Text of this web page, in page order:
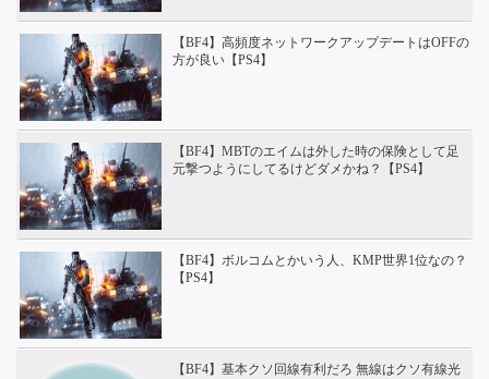
【BF4】高頻度ネットワークアップデートはOFFの
方が良い【PS4】
【BF4】MBTのエイムは外した時の保険として足
元撃つようにしてるけどダメかね？【PS4】
【BF4】ボルコムとかいう人、KMP世界1位なの？
【PS4】
【BF4】基本クソ回線有利だろ 無線はクソ有線光